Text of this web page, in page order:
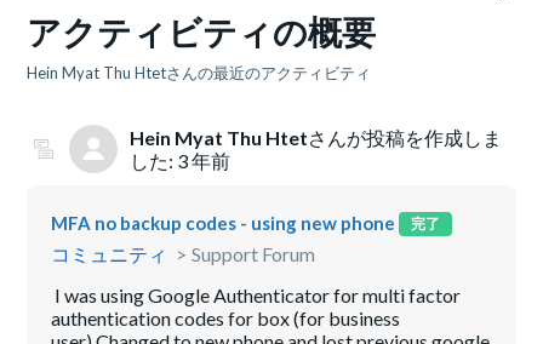
アクティビティの概要
Hein Myat Thu Htetさんの最近のアクティビティ
Hein Myat Thu Htetさんが投稿を作成しま
した: 3 年前
MFA no backup codes - using new phone 完了
コミュニティ
Support Forum
I was using Google Authenticator for multi factor
authentication codes for box (for business